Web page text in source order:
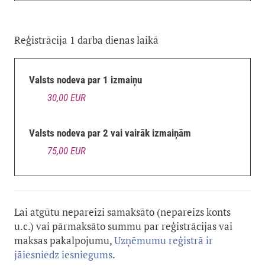
Reģistrācija 1 darba dienas laikā
Valsts nodeva par 1 izmaiņu
30,00 EUR
Valsts nodeva par 2 vai vairāk izmaiņām
75,00 EUR
Lai atgūtu nepareizi samaksāto (nepareizs konts
u.c.) vai pārmaksāto summu par reģistrācijas vai
maksas pakalpojumu,Uzņēmumu reģistrā ir
jāiesniedz iesniegums.